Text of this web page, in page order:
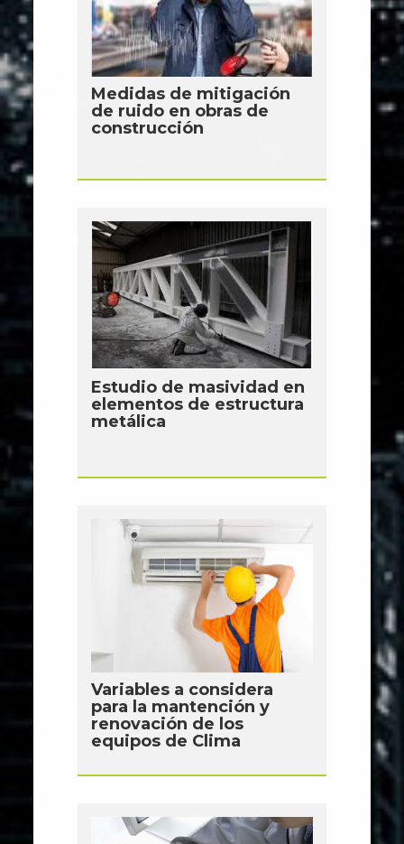
Medidas de mitigación
de ruido en obras de
construcción
Estudio de masividad en
elementos de estructura
metálica
Variables a considera
para la mantención y
renovación de los
equipos de Clima